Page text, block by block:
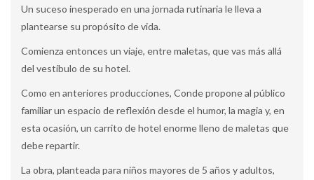
Un suceso inesperado en una jornada rutinaria le lleva a
plantearse su propósito de vida.
Comienza entonces un viaje, entre maletas, que vas más allá
del vestíbulo de su hotel.
Como en anteriores producciones, Conde propone al público
familiar un espacio de reflexión desde el humor, la magia y, en
esta ocasión, un carrito de hotel enorme lleno de maletas que
debe repartir.
La obra, planteada para niños mayores de 5 años y adultos,